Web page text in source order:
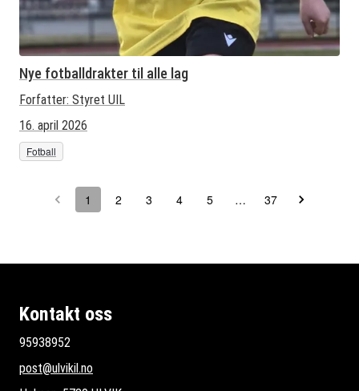
Nye fotballdrakter til alle lag
Forfatter: Styret UIL
16. april 2026
Fotball
1 2 3 4 5 … 37
Kontakt oss
95938952
post@ulvikil.no